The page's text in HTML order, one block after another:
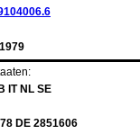
IT NL SE
DE 2851606